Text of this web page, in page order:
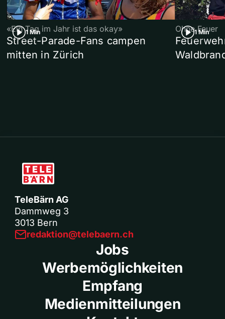
1 Min
«Ein Tag im Jahr ist das okay»
Street-Parade-Fans campen
mitten in Zürich
1 Min
Ohne Feuer
TeleBärn AG
Dammweg 3
3013 Bern
redaktion@telebaern.ch
Jobs
Werbemöglichkeiten
Empfang
Medienmitteilungen